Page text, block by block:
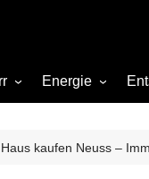
Energie
Gas
Haus kaufen Neuss –